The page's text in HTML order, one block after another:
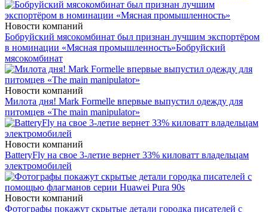
Новости компаний
Бобруйский мясокомбинат был признан лучшим экспортёром
в номинации «Мясная промышленность»Бобруйский
мясокомбинат
Новости компаний
Милота дня! Mark Formelle впервые выпустил одежду для
питомцев «The main manipulator»
Новости компаний
BatteryFly на свое 3-летие вернет 33% киловатт владельцам
электромобилей
Новости компаний
Фотографы покажут скрытые детали городка писателей с